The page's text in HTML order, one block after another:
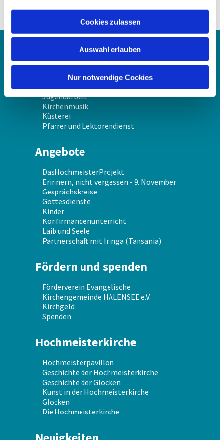
Cookies zulassen
Auswahl erlauben
Nur notwendige Cookies
Über uns
Gemeindekirchenrat
Gemeindeschwester
Jugendarbeit
Kirchenmusik
Küsterei
Pfarrer und Lektorendienst
Angebote
DasHochmeisterProjekt
Erinnern, nicht vergessen - 9. November
Gesprächskreise
Gottesdienste
Kinder
Konfirmandenunterricht
Laib und Seele
Partnerschaft mit Iringa (Tansania)
Fördern und spenden
Förderverein Evangelische
Kirchengemeinde HALENSEE e.V.
Kirchgeld
Spenden
Hochmeisterkirche
Hochmeisterpavillon
Geschichte der Hochmeisterkirche
Geschichte der Glocken
Kunst in der Hochmeisterkirche
Glocken
Die Hochmeisterkirche